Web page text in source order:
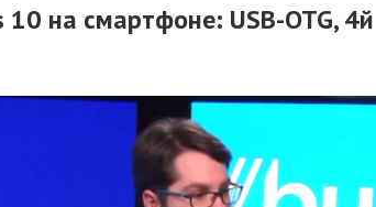
на смартфоне: USB-OTG,